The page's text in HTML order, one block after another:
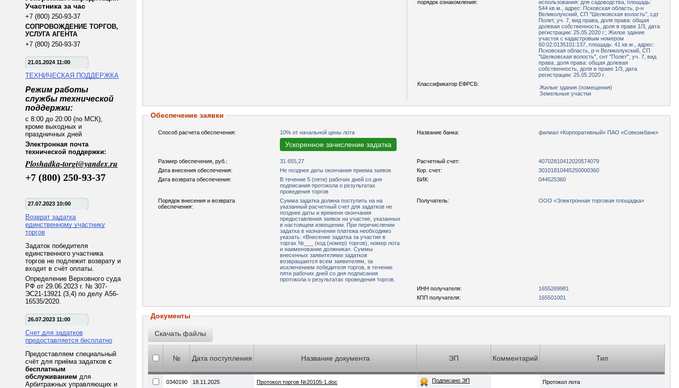
Участника за час
+7 (800) 250-93-37
СОПРОВОЖДЕНИЕ ТОРГОВ,
УСЛУГА АГЕНТА
+7 (800) 250-93-37
21.01.2024 11:00
ТЕХНИЧЕСКАЯ ПОДДЕРЖКА
Режим работы
службы технической
поддержки:
с 8:00 до 20:00 (по МСК),
кроме выходных и
праздничных дней
Электронная почта
технической поддержки:
Ploshadka-torgi@yandex.ru
+7 (800) 250-93-37
27.07.2023 10:00
Возврат задатка
единственному участнику
торгов
Задаток победителя
единственного участника
торгов не подлежит возврату и
входит в счёт оплаты.
Определение Верховного суда
РФ от 29.06.2023 г. № 307-
ЭС21-13921 (3,4) по делу А56-
16535/2020.
26.07.2023 11:00
Счет для задатков
предоставляется бесплатно
Предоставляем специальный
счёт для приёма задатков с
бесплатным
обслуживанием для
Арбитражных управляющих и
порядок ознакомления:
использования: для садоводства, площадь:
544 кв.м., адрес: Псковская область, р-н
Великолукский, СП "Шелковская волость", сдт
Полет, уч. 7, вид права, доля права: общая
долевая собственность, доля в праве 1/3, дата
регистрации: 25.05.2020 г.; Жилое здание
участок с кадастровым номером
60:02:0135101:137, площадь: 41 кв.м., адрес:
Псковская область, р-н Великолукский, СП
"Шелковская волость", снт "Полет", уч. 7, вид
права, доля права: общая долевая
собственность, доля в праве 1/3, дата
регистрации: 25.05.2020 г.
Классификатор ЕФРСБ:
Жилые здания (помещения)
Земельные участки
Обеспечение заявки
Способ расчета обеспечения: 10% от начальной цены лота
Ускоренное зачисление задатка
Название банка: филиал «Корпоративный» ПАО «Совкомбанк»
Размер обеспечения, руб.: 31 655,27 Расчетный счет:
40702810412020574079
Дата внесения обеспечения:
Не позднее даты окончания приема заявок Кор. счет:
30101810445250000360
Дата возврата обеспечения:
В течение 5 (пяти) рабочих дней со дня
подписания протокола о результатах
проведения торгов
БИК: 044525360
Порядок внесения и возврата
обеспечения:
Сумма задатка должна поступить на на
указанный расчетный счет для задатков не
позднее даты и времени окончания
предоставления заявок на участие, указанных
в настоящем извещении. При перечислении
задатка в назначении платежа необходимо
указать: «Внесение задатка за участие в
торгах №___ (код (номер) торгов), номер лота
и наименование должника». Суммы
внесенных заявителями задатков
возвращаются всем заявителям, за
исключением победителя торгов, в течение
пяти рабочих дней со дня подписания
протокола о результатах проведения торгов.
Получатель: ООО «Электронная торговая площадка»
ИНН получателя:
1655269981
КПП получателя:
165501001
Документы
№ Дата поступления Название документа ЭП Комментарий Тип
0340190 18.11.2025 Протокол торгов №20105-1.doc Подписано ЭП Протокол лота